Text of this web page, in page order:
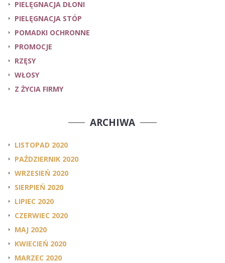
PIELĘGNACJA DŁONI
PIELĘGNACJA STÓP
POMADKI OCHRONNE
PROMOCJE
RZĘSY
WŁOSY
Z ŻYCIA FIRMY
ARCHIWA
LISTOPAD 2020
PAŹDZIERNIK 2020
WRZESIEŃ 2020
SIERPIEŃ 2020
LIPIEC 2020
CZERWIEC 2020
MAJ 2020
KWIECIEŃ 2020
MARZEC 2020